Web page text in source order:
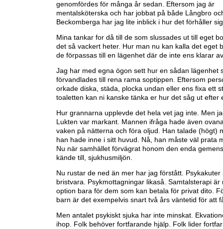
genomfördes för många år sedan. Eftersom jag är
mentalsköterska och har jobbat på både Långbro
Beckomberga har jag lite inblick i hur det förhåller
Mina tankar for då till de som slussades ut till eget
det så vackert heter. Hur man nu kan kalla det eget
de förpassas till en lägenhet där de inte ens klarar
Jag har med egna ögon sett hur en sådan lägenhet
förvandlades till rena rama soptippen. Eftersom
orkade diska, städa, plocka undan eller ens fixa ett
toaletten kan ni kanske tänka er hur det såg ut efter
Hur grannarna upplevde det hela vet jag inte. Men
Lukten var markant. Mannen ifråga hade även
vaken på nätterna och föra oljud. Han talade (högt)
han hade inne i sitt huvud. Nå, han måste väl prata
Nu när samhället förvägrat honom den enda
kände till, sjukhusmiljön.
Nu rustar de ned än mer har jag förstått. Psykakuter
bristvara. Psykmottagningar likaså. Samtalsterapi är
option bara för dem som kan betala för privat dito.
barn är det exempelvis snart två års väntetid för att
Men antalet psykiskt sjuka har inte minskat.
ihop. Folk behöver fortfarande hjälp. Folk lider